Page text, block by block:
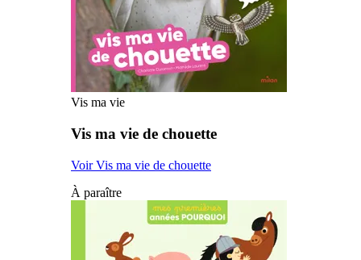
Vis ma vie
Vis ma vie de chouette
Voir Vis ma vie de chouette
À paraître